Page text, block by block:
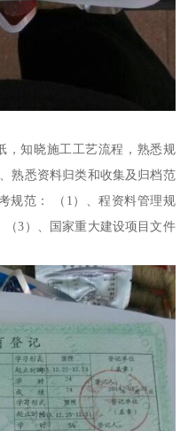
，知晓施工工艺流程，熟悉规
熟悉资料归类和收集及归档范
规范： （1）、程资料管理规
3）、国家重大建设项目文件